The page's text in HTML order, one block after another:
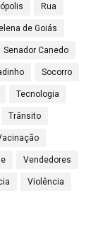
Rua
de Goiás
Senador Canedo
Socorro
Tecnologia
Trânsito
Vendedores
Violência